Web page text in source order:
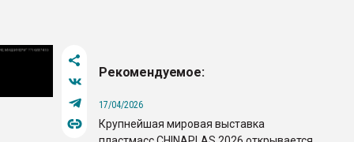
Рекомендуемое:
17/04/2026
Крупнейшая мировая выставка